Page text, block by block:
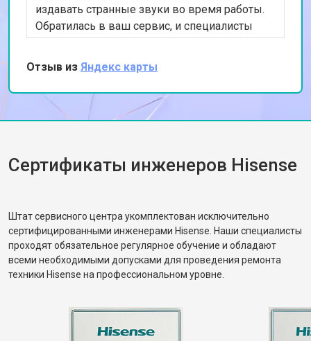
издавать странные звуки во время работы.
Обратилась в ваш сервис, и специалисты
быстро выявили проблему с подшипниками.
После их замены машина стала работать тихо
и эффективно. Очень довольна качеством
обслуживания и скоростью выполнения
работы. Спасибо за вашу помощь!
Отзыв из Яндекс карты
Сертификаты инженеров Hisense
Штат сервисного центра укомплектован исключительно
сертифицированными инженерами Hisense. Наши специалисты
проходят обязательное регулярное обучение и обладают
всеми необходимыми допусками для проведения ремонта
техники Hisense на профессиональном уровне.